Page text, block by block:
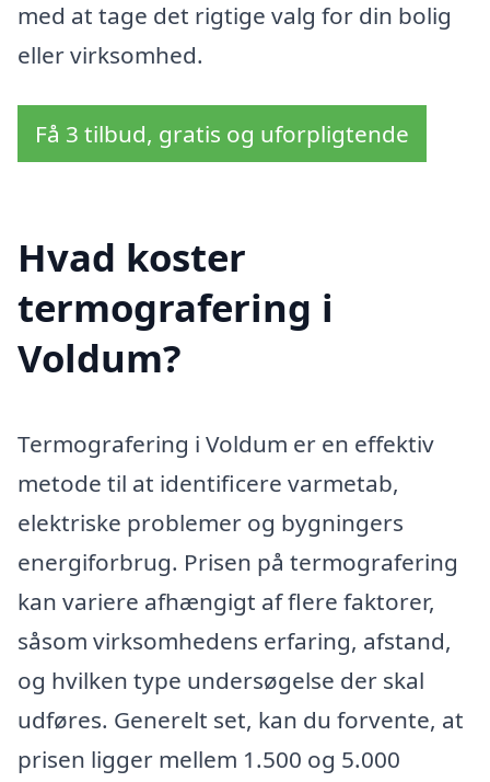
med at tage det rigtige valg for din bolig
eller virksomhed.
Få 3 tilbud, gratis og uforpligtende
Hvad koster
termografering i
Voldum?
Termografering i Voldum er en effektiv
metode til at identificere varmetab,
elektriske problemer og bygningers
energiforbrug. Prisen på termografering
kan variere afhængigt af flere faktorer,
såsom virksomhedens erfaring, afstand,
og hvilken type undersøgelse der skal
udføres. Generelt set, kan du forvente, at
prisen ligger mellem 1.500 og 5.000